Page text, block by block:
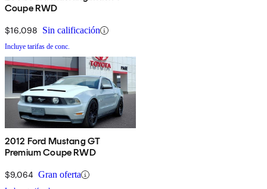
Coupe RWD
$16,098 Sin calificación
Incluye tarifas de conc.
2012 Ford Mustang GT
Premium Coupe RWD
$9,064 Gran oferta